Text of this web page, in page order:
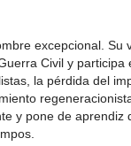
excepcional.
Civil y
la pérdida del
y pone de